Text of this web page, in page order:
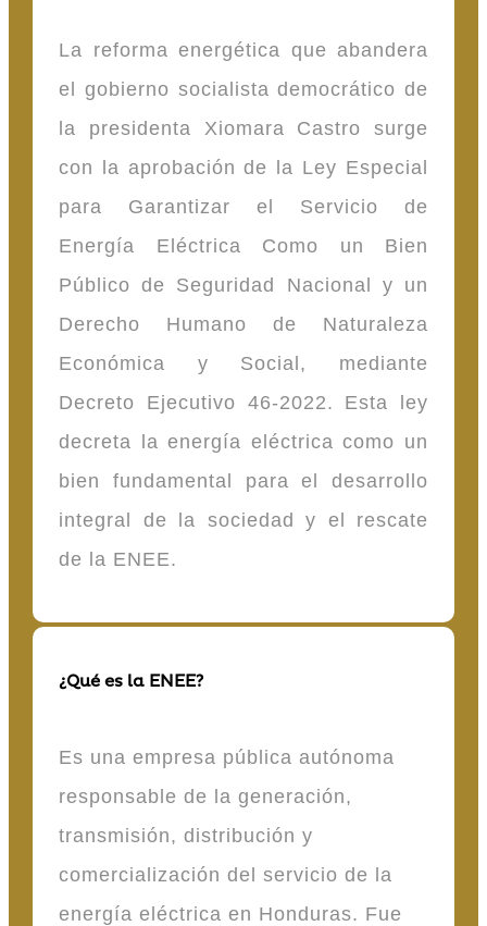
La reforma energética que abandera
el gobierno socialista democrático de
la presidenta Xiomara Castro surge
con la aprobación de la Ley Especial
para Garantizar el Servicio de
Energía Eléctrica Como un Bien
Público de Seguridad Nacional y un
Derecho Humano de Naturaleza
Económica y Social, mediante
Decreto Ejecutivo 46-2022. Esta ley
decreta la energía eléctrica como un
bien fundamental para el desarrollo
integral de la sociedad y el rescate
de la ENEE.
¿Qué es la ENEE?
Es una empresa pública autónoma
responsable de la generación,
transmisión, distribución y
comercialización del servicio de la
energía eléctrica en Honduras. Fue